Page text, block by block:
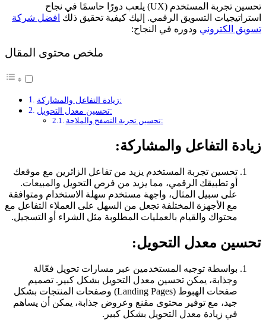
تحسين تجربة المستخدم (UX) يلعب دورًا حاسمًا في نجاح
استراتيجيات التسويق الرقمي. إليك كيفية تحقيق ذلك افضل شركة
تسويق الكتروني ودوره في النجاح:
ملخص محتوى المقال
زيادة التفاعل والمشاركة:
تحسين معدل التحويل:
تحسين تجربة التصفح والملاحة:
زيادة التفاعل والمشاركة:
تحسين تجربة المستخدم يزيد من تفاعل الزائرين مع موقعك
أو تطبيقك الرقمي، مما يزيد من فرص التحويل والمبيعات.
على سبيل المثال، واجهة مستخدم سهلة الاستخدام ومتوافقة
مع الأجهزة المختلفة تجعل من السهل على العملاء التفاعل مع
محتواك والقيام بالعمليات المطلوبة مثل الشراء أو التسجيل.
تحسين معدل التحويل:
بواسطة توجيه المستخدمين عبر مسارات تحويل فعّالة
وجذابة، يمكن تحسين معدل التحويل بشكل كبير. تصميم
صفحات الهبوط (Landing Pages) وصفحات المنتجات بشكل
جيد، مع توفير محتوى مقنع وعروض جذابة، يمكن أن يساهم
في زيادة معدل التحويل بشكل كبير.